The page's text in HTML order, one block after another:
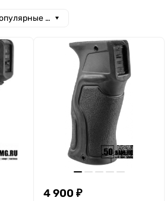
сначала
4 900 ₽